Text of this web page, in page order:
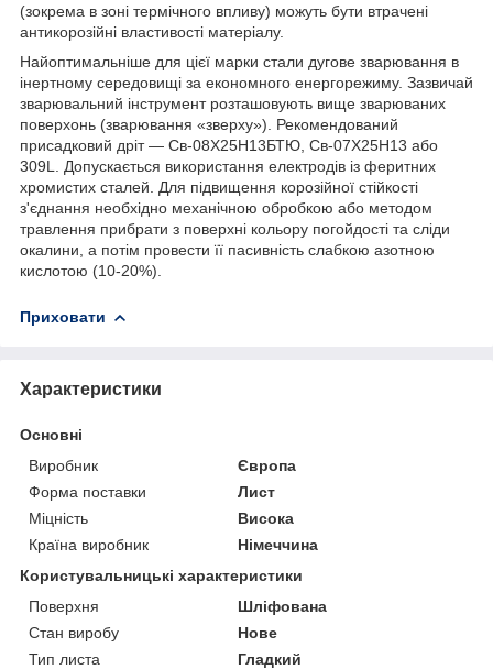
(зокрема в зоні термічного впливу) можуть бути втрачені
антикорозійні властивості матеріалу.
Найоптимальніше для цієї марки стали дугове зварювання в
інертному середовищі за економного енергорежиму. Зазвичай
зварювальний інструмент розташовують вище зварюваних
поверхонь (зварювання «зверху»). Рекомендований
присадковий дріт — Св-08Х25Н13БТЮ, Cв-07Х25Н13 або
309L. Допускається використання електродів із феритних
хромистих сталей. Для підвищення корозійної стійкості
з'єднання необхідно механічною обробкою або методом
травлення прибрати з поверхні кольору погойдості та сліди
окалини, а потім провести її пасивність слабкою азотною
кислотою (10-20%).
Приховати
Характеристики
Основні
Виробник
Європа
Форма поставки
Лист
Міцність
Висока
Країна виробник
Німеччина
Користувальницькі характеристики
Поверхня
Шліфована
Стан виробу
Нове
Тип листа
Гладкий